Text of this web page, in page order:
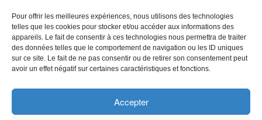
Pour offrir les meilleures expériences, nous utilisons des technologies
telles que les cookies pour stocker et/ou accéder aux informations des
appareils. Le fait de consentir à ces technologies nous permettra de traiter
des données telles que le comportement de navigation ou les ID uniques
sur ce site. Le fait de ne pas consentir ou de retirer son consentement peut
avoir un effet négatif sur certaines caractéristiques et fonctions.
Accepter
« Dodéka » | Spectacle déambulatoire par le Théâtre
Proscenium
Copyright
Politique de confidentialité
Chartes des engagements des opérateurs culturels